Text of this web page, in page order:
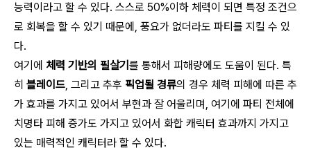
능력이라고 할 수 있다. 스스로 50%이하 체력이 되면 특정 조건으
로 회복을 할 수 있기 때문에, 풍요가 없더라도 파티를 지킬 수 있
다.
여기에 체력 기반의 필살기 를 통해서 피해량에도 도움이 된다. 특
히 블레이드, 그리고 추후 픽업될 경류의 경우 체력 피해에 따른 추
가 효과를 가지고 있어서 부현과 잘 어울리며, 여기에 파티 전체에
치명타 피해 증가도 가지고 있어서 화합 캐릭터 효과까지 가지고
있는 매력적인 캐릭터라 할 수 있다.